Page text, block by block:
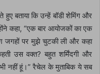
बताया कि उन्हें बॉडी शेमिंग और
कहा, “एक बार आयोजकों का एक
जगहों पर मुझे चुटकी ली और कहा
उस वक्त? बहुत शर्मिंदगी और
नहीं हूं।” रैचेल के मुताबिक ये सब